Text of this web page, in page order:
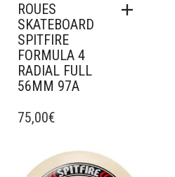
ROUES
SKATEBOARD
SPITFIRE
FORMULA 4
RADIAL FULL
56MM 97A
75,00€
Ajouter à mes favoris